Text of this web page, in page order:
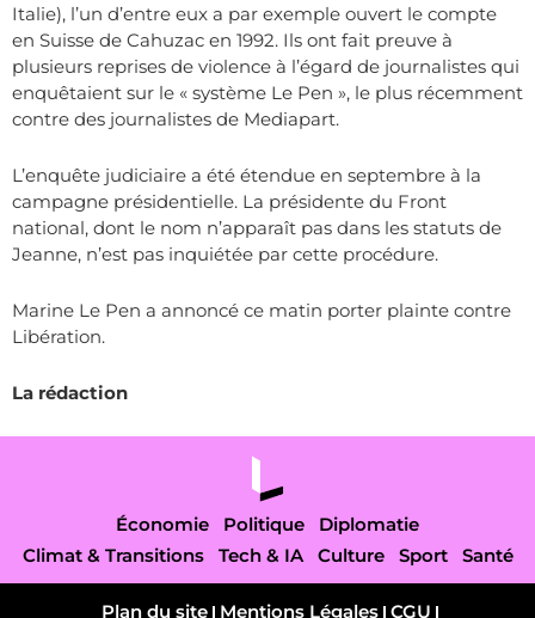
Italie), l’un d’entre eux a par exemple ouvert le compte
en Suisse de Cahuzac en 1992. Ils ont fait preuve à
plusieurs reprises de violence à l’égard de journalistes qui
enquêtaient sur le « système Le Pen », le plus récemment
contre des journalistes de Mediapart.
L’enquête judiciaire a été étendue en septembre à la
campagne présidentielle. La présidente du Front
national, dont le nom n’apparaît pas dans les statuts de
Jeanne, n’est pas inquiétée par cette procédure.
Marine Le Pen a annoncé ce matin porter plainte contre
Libération.
La rédaction
Économie Politique
Diplomatie
Climat & Transitions
Tech & IA Culture Sport Santé
Plan du site Mentions Légales CGU